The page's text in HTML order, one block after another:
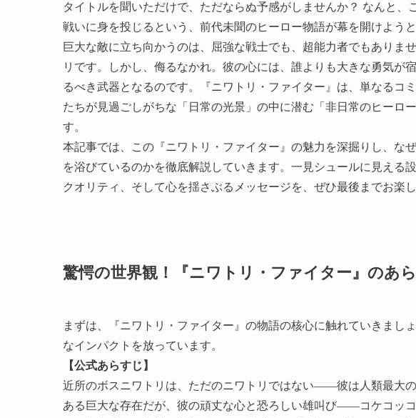
タイトルを聞いただけで、ただならぬ予感がしませんか？ なんと、
戦いに身を投じるという、前代未聞のヒーロー物語が幕を開けようと
巨大な敵に立ち向かうのは、屈強な戦士でも、超能力者でもありま
リです。しかし、侮るなかれ。彼の心には、誰よりも大きな勇気が
るべき武器となるのです。『ニワトリ・ファイター』は、単なるコ
たちが見過ごしがちな「日常の光景」の中に潜む「非日常のヒーロ
す。
本記事では、この『ニワトリ・ファイター』の魅力を深掘りし、な
を浴びているのかを徹底解説していきます。一見シュールに見える
クオリティ、そして心を揺さぶるメッセージを、ぜひ最後までお楽
驚愕の世界観！『ニワトリ・ファイター』のあ
まずは、『ニワトリ・ファイター』の物語の核心に触れていきまし
なインパクトを放っています。
【公式あらすじ】
近所のボスニワトリは、ただのニワトリではない――彼は人類最大
ある巨大な存在だが、彼の頑丈な心と恐ろしい雄叫び――コケコッ